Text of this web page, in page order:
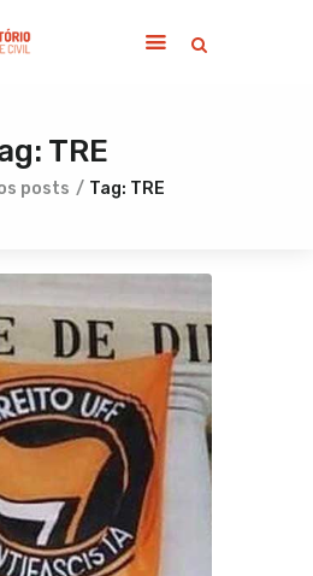
TRE
posts Tag: TRE